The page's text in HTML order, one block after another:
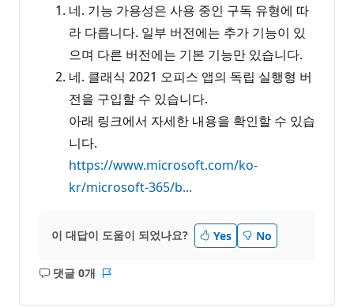
네. 기능 가용성은 사용 중인 구독 유형에 따
라 다릅니다. 일부 버전에는 추가 기능이 있
으며 다른 버전에는 기본 기능만 있습니다.
네. 클래식 2021 오피스 앱의 독립 실행형 버
전을 구입할 수 있습니다.
아래 링크에서 자세한 내용을 확인할 수 있습
니다.
https://www.microsoft.com/ko-
kr/microsoft-365/b...
이 대답이 도움이 되었나요? Yes No
댓글 0개
설